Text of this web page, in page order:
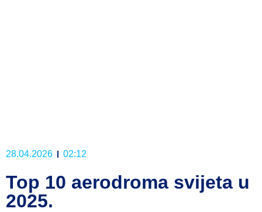
28.04.2026 02:12
Top 10 aerodroma svijeta u
2025.